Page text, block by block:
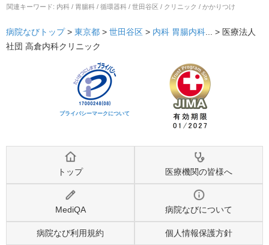
関連キーワード: 内科 / 胃腸科 / 循環器科 / 世田谷区 / クリニック / かかりつけ
病院なびトップ > 東京都 > 世田谷区 > 内科 胃腸内科... > 医療法人
社団 高倉内科クリニック
プライバシーマークについて
トップ 医療機関の皆様へ
MediQA 病院なびについて
病院なび利用規約 個人情報保護方針